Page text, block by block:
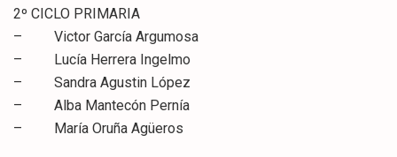
2º CICLO PRIMARIA
– Victor García Argumosa
– Lucía Herrera Ingelmo
– Sandra Agustin López
– Alba Mantecón Pernía
– María Oruña Agüeros